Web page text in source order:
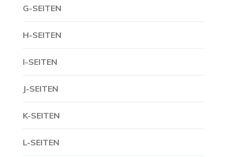
G-SEITEN
H-SEITEN
I-SEITEN
J-SEITEN
K-SEITEN
L-SEITEN